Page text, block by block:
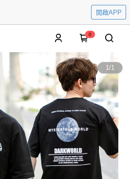
開啟APP
0
1/1